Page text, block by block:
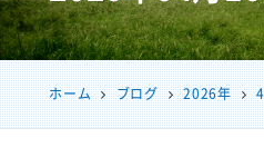
ホーム ブログ 2026年